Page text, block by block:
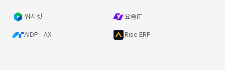
위시켓 요즘IT
AIDP - AX Rise ERP